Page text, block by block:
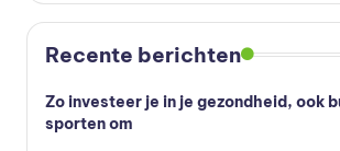
Recente berichten
Zo investeer je in je gezondheid, ook
sporten om